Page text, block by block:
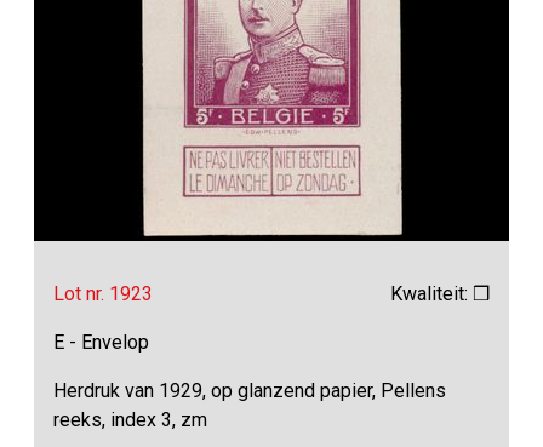
Lot nr. 1923 Kwaliteit: ❒
E - Envelop
Herdruk van 1929, op glanzend papier, Pellens
reeks, index 3, zm